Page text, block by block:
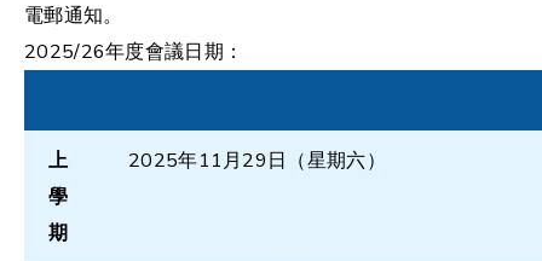
電郵通知。
2025/26年度會議日期：
上
學
期
2025年11月29日（星期六）